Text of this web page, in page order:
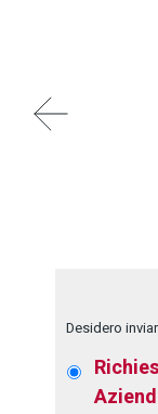
Desidero